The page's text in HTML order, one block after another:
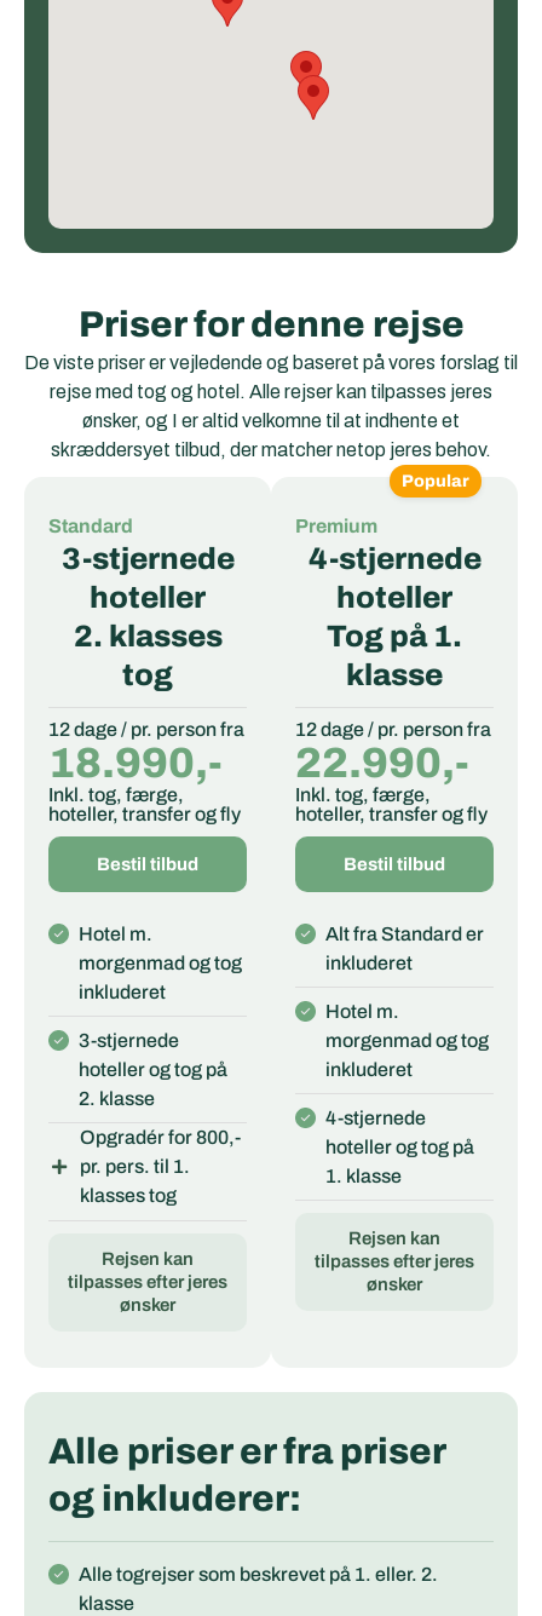
Priser for denne rejse
De viste priser er vejledende og baseret på vores forslag til
rejse med tog og hotel. Alle rejser kan tilpasses jeres
ønsker, og I er altid velkomne til at indhente et
skræddersyet tilbud, der matcher netop jeres behov.
Standard
3-stjernede
hoteller
2. klasses
tog
12 dage / pr. person fra
18.990,-
Inkl. tog, færge,
hoteller, transfer og fly
Bestil tilbud
Hotel m.
morgenmad og tog
inkluderet
3-stjernede
hoteller og tog på
2. klasse
Opgradér for 800,-
pr. pers. til 1.
klasses tog
Rejsen kan
tilpasses efter jeres
ønsker
Premium
4-stjernede
hoteller
Tog på 1.
klasse
12 dage / pr. person fra
22.990,-
Inkl. tog, færge,
hoteller, transfer og fly
Bestil tilbud
Alt fra Standard er
inkluderet
Hotel m.
morgenmad og tog
inkluderet
4-stjernede
hoteller og tog på
1. klasse
Rejsen kan
tilpasses efter jeres
ønsker
Popular
Alle priser er fra priser
og inkluderer:
Alle togrejser som beskrevet på 1. eller. 2.
klasse